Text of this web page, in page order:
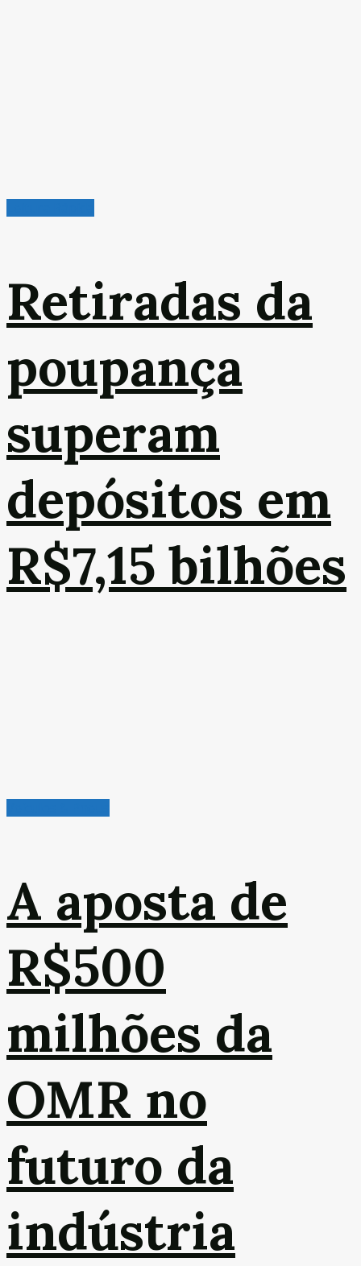
Retiradas da
poupança
superam
depósitos em
R$7,15 bilhões
A aposta de
R$500
milhões da
OMR no
futuro da
indústria